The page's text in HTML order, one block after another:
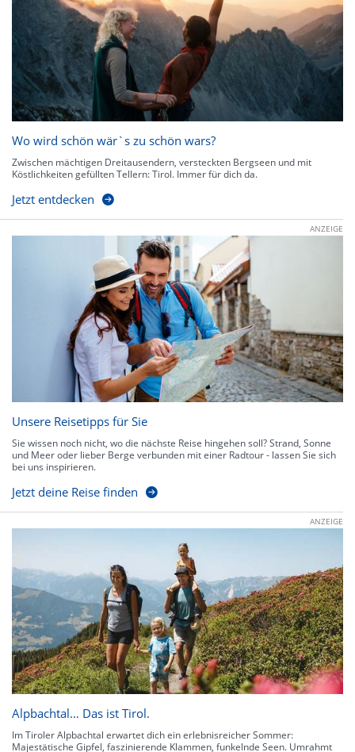
Wo wird schön wär`s zu schön wars?
Zwischen mächtigen Dreitausendern, versteckten Bergseen und mit
Köstlichkeiten gefüllten Tellern: Tirol. Immer für dich da.
Jetzt entdecken
ANZEIGE
Unsere Reisetipps für Sie
Sie wissen noch nicht, wo die nächste Reise hingehen soll? Strand, Sonne
und Meer oder lieber Berge verbunden mit einer Radtour - lassen Sie sich
bei uns inspirieren.
Jetzt deine Reise finden
ANZEIGE
Alpbachtal… Das ist Tirol.
Im Tiroler Alpbachtal erwartet dich ein erlebnisreicher Sommer:
Majestätische Gipfel, faszinierende Klammen, funkelnde Seen. Umrahmt